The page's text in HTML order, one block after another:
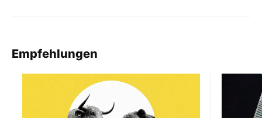
Empfehlungen